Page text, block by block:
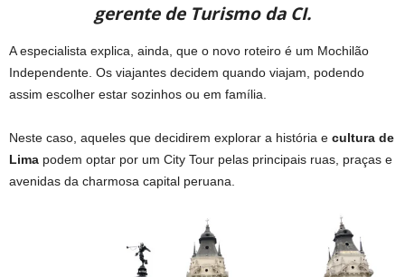
gerente de Turismo da CI.
A especialista explica, ainda, que o novo roteiro é um Mochilão
Independente. Os viajantes decidem quando viajam, podendo
assim escolher estar sozinhos ou em família.
Neste caso, aqueles que decidirem explorar a história e cultura de
Lima podem optar por um City Tour pelas principais ruas, praças e
avenidas da charmosa capital peruana.